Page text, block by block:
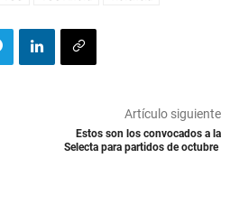
Artículo siguiente
Estos son los convocados a la
Selecta para partidos de octubre